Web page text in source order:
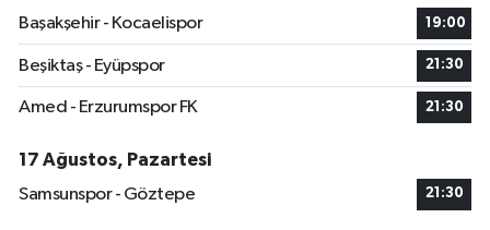
Başakşehir - Kocaelispor
19:00
Beşiktaş - Eyüpspor 21:30
Amed - Erzurumspor FK 21:30
17 Ağustos, Pazartesi
Samsunspor - Göztepe
21:30